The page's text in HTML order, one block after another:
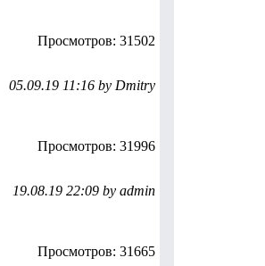
Просмотров: 31502
05.09.19 11:16 by Dmitry
Просмотров: 31996
19.08.19 22:09 by admin
Просмотров: 31665